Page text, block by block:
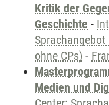
Kritik der
Geschichte -
ohne CPs) -
Medien und